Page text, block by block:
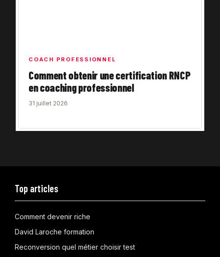
COACH PROFESSIONNEL
Comment obtenir une certification RNCP
en coaching professionnel
31 juillet 2026
Top articles
Comment devenir riche
David Laroche formation
Reconversion quel métier choisir test